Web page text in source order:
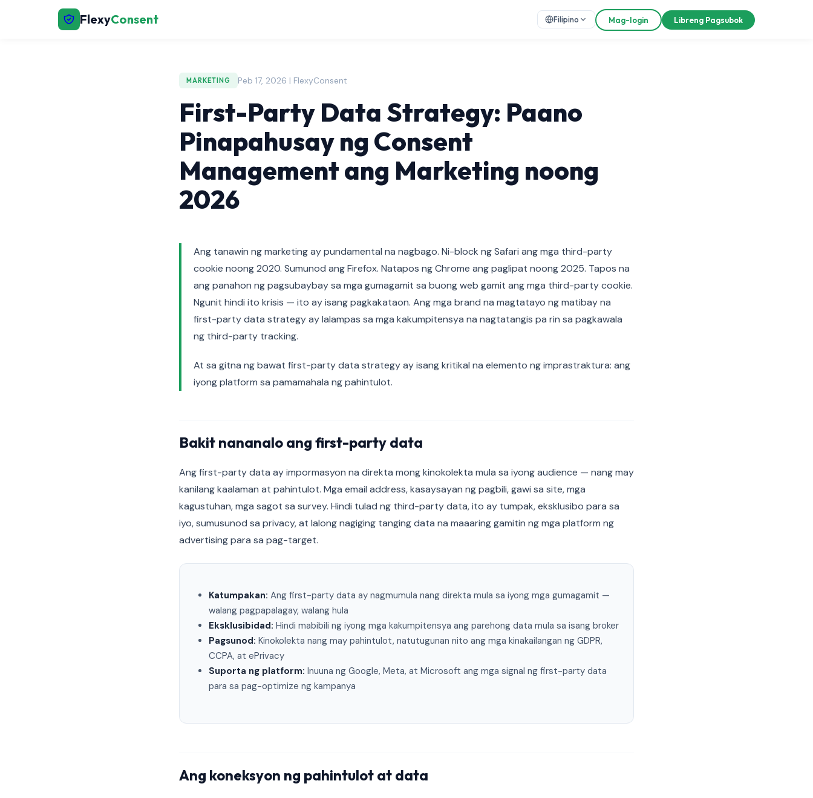
FlexyConsent Filipino Mag-login Libreng Pagsubok
MARKETING Peb 17, 2026 | FlexyConsent
First-Party Data Strategy: Paano
Pinapahusay ng Consent
Management ang Marketing noong
2026
Ang tanawin ng marketing ay pundamental na nagbago. Ni-block ng Safari ang mga third-party
cookie noong 2020. Sumunod ang Firefox. Natapos ng Chrome ang paglipat noong 2025. Tapos na
ang panahon ng pagsubaybay sa mga gumagamit sa buong web gamit ang mga third-party cookie.
Ngunit hindi ito krisis — ito ay isang pagkakataon. Ang mga brand na magtatayo ng matibay na
first-party data strategy ay lalampas sa mga kakumpitensya na nagtatangis pa rin sa pagkawala
ng third-party tracking.
At sa gitna ng bawat first-party data strategy ay isang kritikal na elemento ng imprastraktura: ang
iyong platform sa pamamahala ng pahintulot.
Bakit nananalo ang first-party data
Ang first-party data ay impormasyon na direkta mong kinokolekta mula sa iyong audience — nang may
kanilang kaalaman at pahintulot. Mga email address, kasaysayan ng pagbili, gawi sa site, mga
kagustuhan, mga sagot sa survey. Hindi tulad ng third-party data, ito ay tumpak, eksklusibo para sa
iyo, sumusunod sa privacy, at lalong nagiging tanging data na maaaring gamitin ng mga platform ng
advertising para sa pag-target.
Katumpakan: Ang first-party data ay nagmumula nang direkta mula sa iyong mga gumagamit —
walang pagpapalagay, walang hula
Eksklusibidad: Hindi mabibili ng iyong mga kakumpitensya ang parehong data mula sa isang broker
Pagsunod: Kinokolekta nang may pahintulot, natutugunan nito ang mga kinakailangan ng GDPR,
CCPA, at ePrivacy
Suporta ng platform: Inuuna ng Google, Meta, at Microsoft ang mga signal ng first-party data
para sa pag-optimize ng kampanya
Ang koneksyon ng pahintulot at data